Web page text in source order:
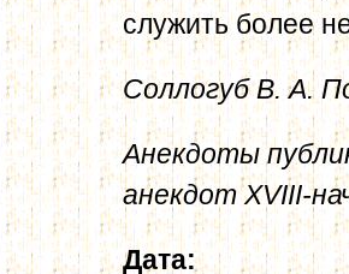
служить более
Соллогуб В. А.
Анекдоты
анекдот XVIII-
Дата: